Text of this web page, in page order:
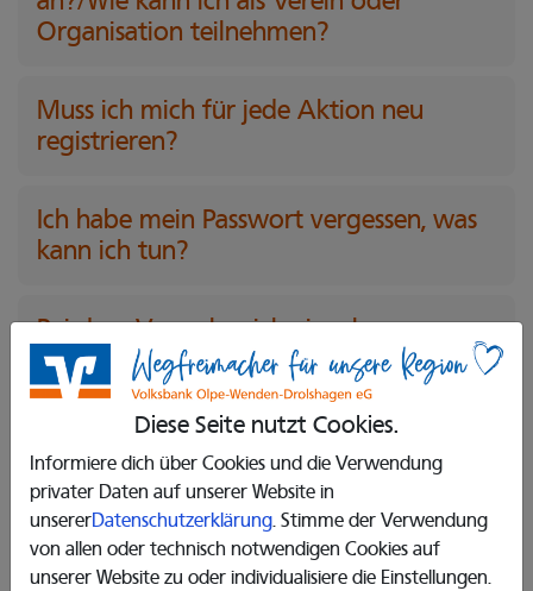
Diese Seite nutzt Cookies.
Informiere dich über Cookies und die Verwendung
privater Daten auf unserer Website in
unsererDatenschutzerklärung. Stimme der Verwendung
von allen oder technisch notwendigen Cookies auf
unserer Website zu oder individualisiere die Einstellungen.
Organisation teilnehmen?
Muss ich mich für jede Aktion neu
registrieren?
Ich habe mein Passwort vergessen, was
kann ich tun?
Bei dem Versuch mich einzuloggen
erhalte ich die Meldung „Dieser Account
ist inaktiv.“. Was bedeutet das?
Wie gehen wir vor, wenn der
Ansprechpartner unserer
Organisation/unseres Vereins sich
geändert hat?